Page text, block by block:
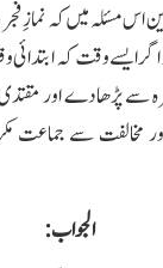
اس مسئلہ میں کہ نمازِ
ایسے وقت کہ ابتدائی
سے پڑھا دے اور
سے جماعت
الجواب: